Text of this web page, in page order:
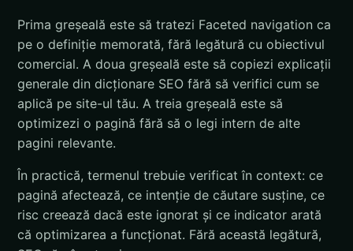
Prima greșeală este să tratezi Faceted navigation ca
pe o definiție memorată, fără legătură cu obiectivul
comercial. A doua greșeală este să copiezi explicații
generale din dicționare SEO fără să verifici cum se
aplică pe site-ul tău. A treia greșeală este să
optimizezi o pagină fără să o legi intern de alte
pagini relevante.
În practică, termenul trebuie verificat în context: ce
pagină afectează, ce intenție de căutare susține, ce
risc creează dacă este ignorat și ce indicator arată
că optimizarea a funcționat. Fără această legătură,